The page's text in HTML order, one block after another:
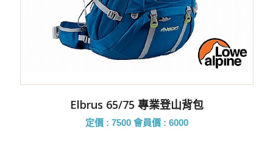
Elbrus 65/75 專業登山背包
定價 : 7500 會員價 : 6000